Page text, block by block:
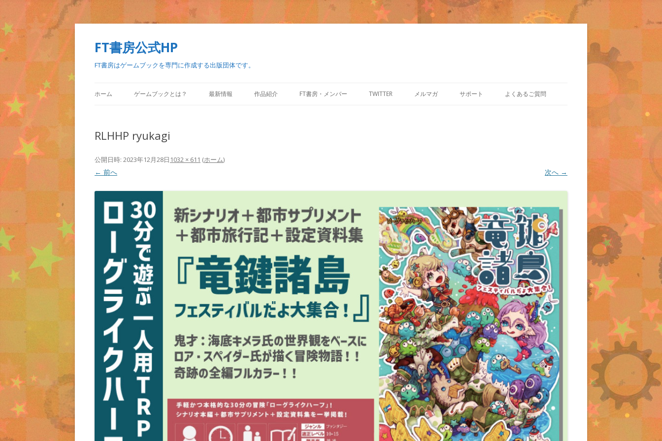
FT書房公式HP
FT書房はゲームブックを専門に作成する出版団体です。
ン
テ
ホーム ゲームブックとは？ 最新情報 作品紹介 FT書房・メンバー TWITTER メルマガ サポート よくあるご質問
RLHHP ryukagi
公開日時: 2023年12月28日 1032 × 611 (ホーム)
← 前へ 次へ →